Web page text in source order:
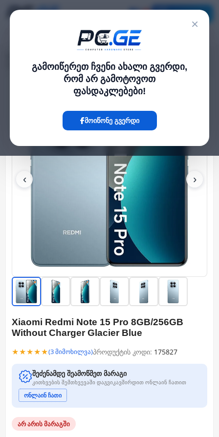
×
გამოიწერეთ ჩვენი ახალი გვერდი,
რომ არ გამოტოვოთ
ფასდაკლებები!
მოიწონე გვერდი
Xiaomi Redmi Note 15 Pro 8GB/256GB Without Charger Glacier Blue
‹ ›
Xiaomi Redmi Note 15 Pro 8GB/256GB
Without Charger Glacier Blue
★★★★★(3 მიმოხილვა)პროდუქტის კოდი: 175827
შეძენამდე შეამოწმეთ მარაგი
კითხვების შემთხვევაში დაგვიკავშირდით ონლაინ ჩათით
ონლაინ ჩათი
არ არის მარაგში